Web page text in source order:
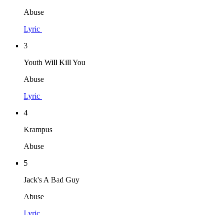
Abuse
Lyric
3
Youth Will Kill You
Abuse
Lyric
4
Krampus
Abuse
5
Jack's A Bad Guy
Abuse
Lyric